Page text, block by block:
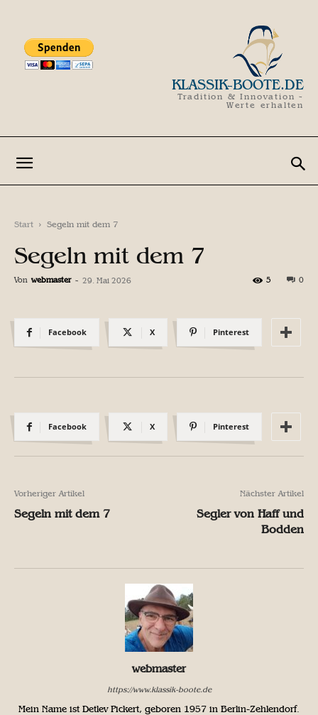
KLASSIK-BOOTE.DE
Tradition & Innovation -
Werte erhalten
Start Segeln mit dem 7
Segeln mit dem 7
Von webmaster - 29. Mai 2026 0
5
Facebook X Pinterest
Facebook X Pinterest
Vorheriger Artikel
Segeln mit dem 7
Nächster Artikel
Segler von Haff und
Bodden
webmaster
https://www.klassik-boote.de
Mein Name ist Detlev Pickert, geboren 1957 in Berlin-Zehlendorf.